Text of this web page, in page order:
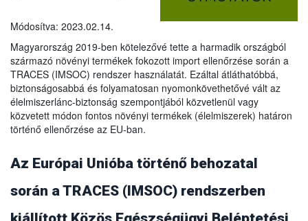
Módosítva: 2023.02.14.
Magyarország 2019-ben kötelezővé tette a harmadik országból
származó növényi termékek fokozott import ellenőrzése során a
TRACES (IMSOC) rendszer használatát. Ezáltal átláthatóbbá,
biztonságosabbá és folyamatosan nyomonkövethetővé vált az
élelmiszerlánc-biztonság szempontjából közvetlenül vagy
közvetett módon fontos növényi termékek (élelmiszerek) határon
történő ellenőrzése az EU-ban.
Az Európai Unióba történő behozatal
során a TRACES (IMSOC) rendszerben